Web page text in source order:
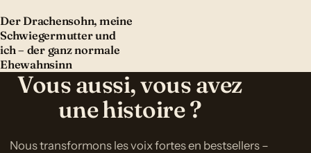
Der Drachensohn, meine
Schwiegermutter und
ich – der ganz normale
Ehewahnsinn
Vous aussi, vous avez
une histoire ?
Nous transformons les voix fortes en bestsellers –